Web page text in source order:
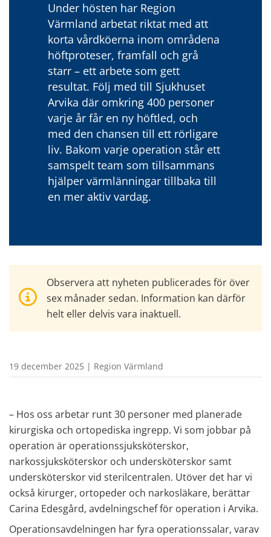
Under hösten har Region
Värmland arbetat riktat med att
korta vårdköerna inom områdena
höftproteser, framfall och grå
starr – ett arbete som gett
resultat. Följ med till Sjukhuset
Arvika där omkring 400 personer
varje år får en ny höftled, och
med den chansen till ett rörligare
liv. Bakom varje operation står ett
samspelt team som tillsammans
hjälper värmlänningar tillbaka till
en mer aktiv vardag.
Observera att nyheten publicerades för över
sex månader sedan. Information kan därför
helt eller delvis vara inaktuell.
19 december 2025 | Region Värmland
– Hos oss arbetar runt 30 personer med planerade
kirurgiska och ortopediska ingrepp. Vi som jobbar på
operation är operationssjuksköterskor,
narkossjuksköterskor och undersköterskor samt
undersköterskor vid sterilcentralen. Utöver det har vi
också kirurger, ortopeder och narkosläkare, berättar
Carina Edesgård, avdelningschef för operation i Arvika.
Operationsavdelningen har fyra operationssalar, varav